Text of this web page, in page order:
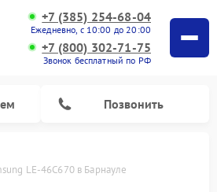
+7 (385) 254-68-04
Ежедневно, с 10:00 до 20:00
+7 (800) 302-71-75
Звонок бесплатный по РФ
Позвонить
LE-46C670 в Барнауле